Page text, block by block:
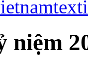
niệm